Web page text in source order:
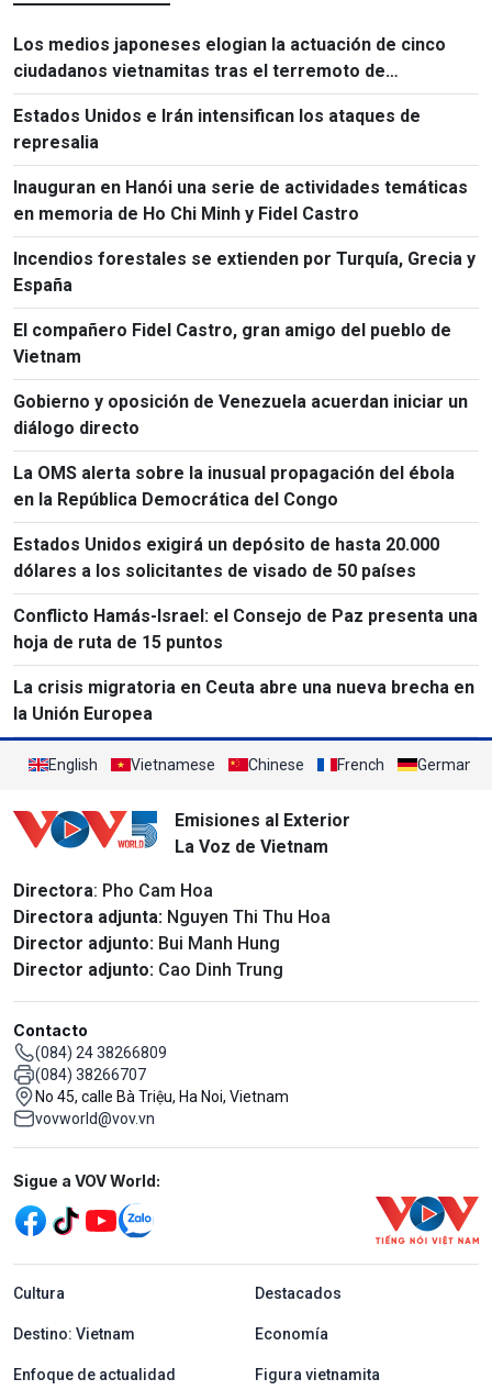
Los medios japoneses elogian la actuación de cinco
ciudadanos vietnamitas tras el terremoto de
Kumamoto
Estados Unidos e Irán intensifican los ataques de
represalia
Inauguran en Hanói una serie de actividades temáticas
en memoria de Ho Chi Minh y Fidel Castro
Incendios forestales se extienden por Turquía, Grecia y
España
El compañero Fidel Castro, gran amigo del pueblo de
Vietnam
Gobierno y oposición de Venezuela acuerdan iniciar un
diálogo directo
La OMS alerta sobre la inusual propagación del ébola
en la República Democrática del Congo
Estados Unidos exigirá un depósito de hasta 20.000
dólares a los solicitantes de visado de 50 países
Conflicto Hamás-Israel: el Consejo de Paz presenta una
hoja de ruta de 15 puntos
La crisis migratoria en Ceuta abre una nueva brecha en
la Unión Europea
English Vietnamese Chinese French German
Emisiones al Exterior
La Voz de Vietnam
Directora: Pho Cam Hoa
Directora adjunta: Nguyen Thi Thu Hoa
Director adjunto: Bui Manh Hung
Director adjunto: Cao Dinh Trung
Contacto
(084) 24 38266809
(084) 38266707
No 45, calle Bà Triệu, Ha Noi, Vietnam
vovworld@vov.vn
Mạng xã hội
Sigue a VOV World:
menu footer tiếng Tây ban nha
Cultura Destacados
Destino: Vietnam Economía
Enfoque de actualidad Figura vietnamita